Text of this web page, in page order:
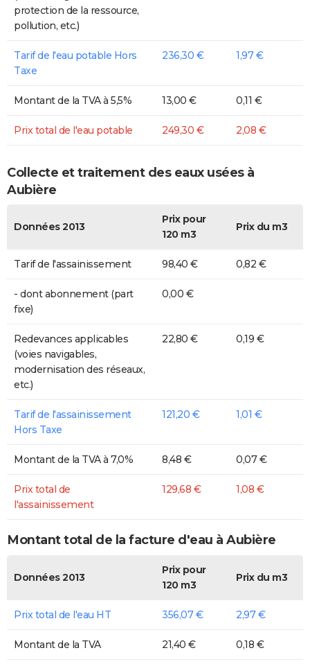
protection de la ressource,
pollution, etc.)
Tarif de l'eau potable Hors
Taxe
236,30 € 1,97 €
Montant de la TVA à 5,5% 13,00 € 0,11 €
Prix total de l'eau potable 249,30 € 2,08 €
Collecte et traitement des eaux usées à
Aubière
Données 2013
Prix pour
120 m3
Prix du m3
Tarif de l'assainissement 98,40 € 0,82 €
- dont abonnement (part
fixe)
0,00 €
Redevances applicables
(voies navigables,
modernisation des réseaux,
etc.)
22,80 € 0,19 €
Tarif de l'assainissement
Hors Taxe
121,20 € 1,01 €
Montant de la TVA à 7,0% 8,48 € 0,07 €
Prix total de
l'assainissement
129,68 € 1,08 €
Montant total de la facture d'eau à Aubière
Données 2013
Prix pour
120 m3
Prix du m3
Prix total de l'eau HT 356,07 € 2,97 €
Montant de la TVA 21,40 € 0,18 €